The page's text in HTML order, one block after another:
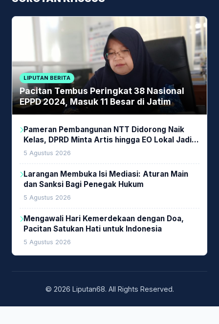
LIPUTAN BERITA
Pacitan Tembus Peringkat 38 Nasional
EPPD 2024, Masuk 11 Besar di Jatim
Pameran Pembangunan NTT Didorong Naik
Kelas, DPRD Minta Artis hingga EO Lokal Jadi
Prioritas
5 Agustus 2026
Larangan Membuka Isi Mediasi: Aturan Main
dan Sanksi Bagi Penegak Hukum
5 Agustus 2026
Mengawali Hari Kemerdekaan dengan Doa,
Pacitan Satukan Hati untuk Indonesia
5 Agustus 2026
© 2026 Liputan68. All Rights Reserved.